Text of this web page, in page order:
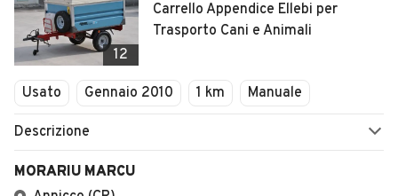
12
Carrello Appendice Ellebi per
Trasporto Cani e Animali
Usato Gennaio 2010 1 km Manuale
Descrizione
MORARIU MARCU